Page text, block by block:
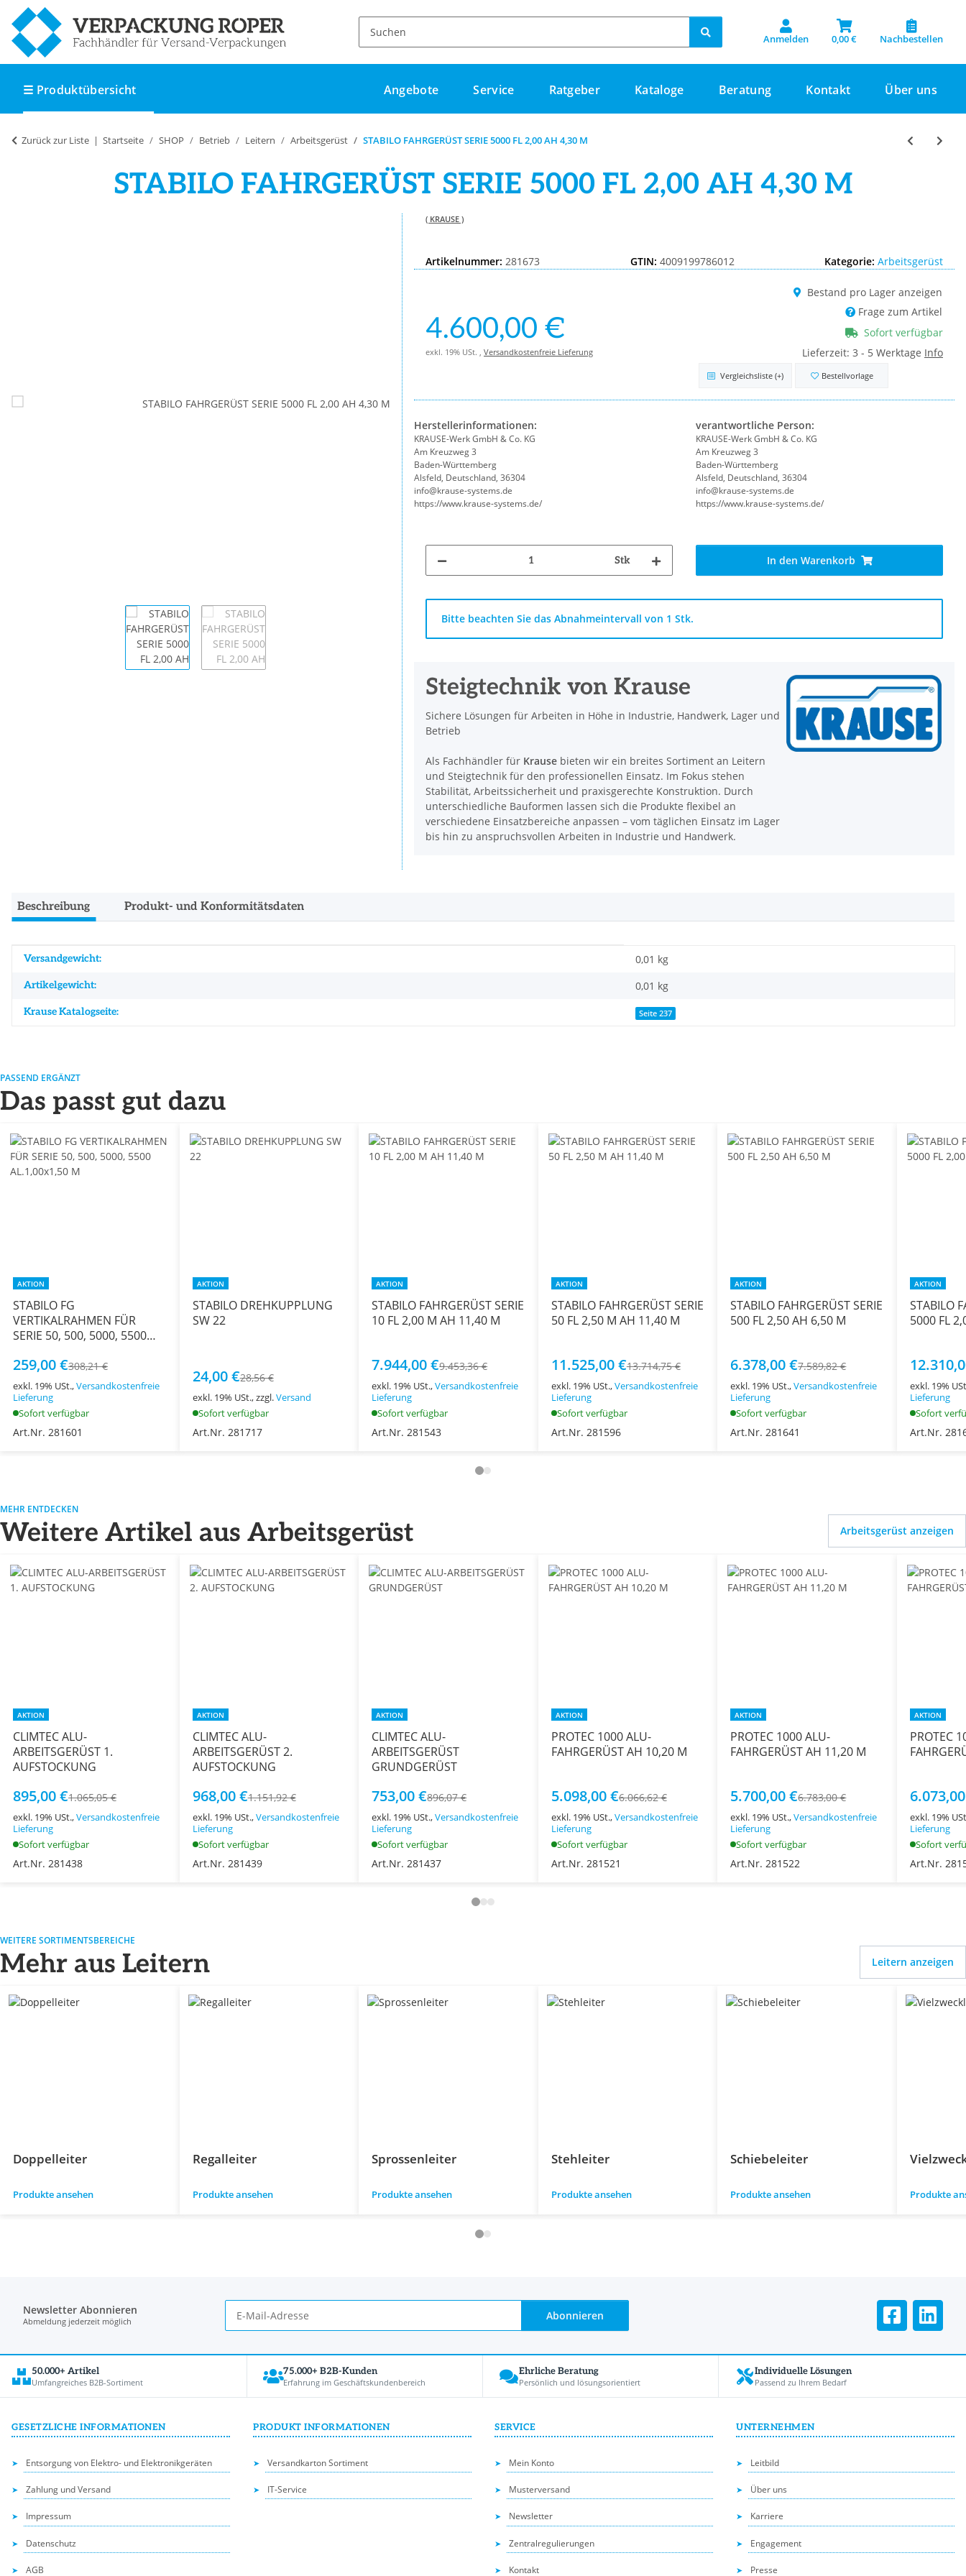
Anmelden 0,00 € Nachbestellen
☰ Produktübersicht Angebote Service Ratgeber Kataloge Beratung Kontakt Über uns
Zurück zur Liste Startseite SHOP Betrieb Leitern Arbeitsgerüst STABILO FAHRGERÜST SERIE 5000 FL 2,00 AH 4,30 M
STABILO FAHRGERÜST SERIE 5000 FL 2,00 AH 4,30 M
( KRAUSE )
Artikelnummer: 281673 GTIN: 4009199786012 Kategorie: Arbeitsgerüst
4.600,00 €
exkl. 19% USt. , Versandkostenfreie Lieferung
Bestand pro Lager anzeigen
Frage zum Artikel
Sofort verfügbar
Lieferzeit: 3 - 5 Werktage Info
Vergleichsliste (+) Bestellvorlage
Herstellerinformationen:
KRAUSE-Werk GmbH & Co. KG
Am Kreuzweg 3
Baden-Württemberg
Alsfeld, Deutschland, 36304
info@krause-systems.de
https://www.krause-systems.de/
verantwortliche Person:
KRAUSE-Werk GmbH & Co. KG
Am Kreuzweg 3
Baden-Württemberg
Alsfeld, Deutschland, 36304
info@krause-systems.de
https://www.krause-systems.de/
Stk In den Warenkorb
x
Bitte beachten Sie das Abnahmeintervall von 1 Stk.
Steigtechnik von Krause
Sichere Lösungen für Arbeiten in Höhe in Industrie, Handwerk, Lager und
Betrieb
Als Fachhändler für Krause bieten wir ein breites Sortiment an Leitern
und Steigtechnik für den professionellen Einsatz. Im Fokus stehen
Stabilität, Arbeitssicherheit und praxisgerechte Konstruktion. Durch
unterschiedliche Bauformen lassen sich die Produkte flexibel an
verschiedene Einsatzbereiche anpassen – vom täglichen Einsatz im Lager
bis hin zu anspruchsvollen Arbeiten in Industrie und Handwerk.
Beschreibung Produkt- und Konformitätsdaten
Produkteigenschaft
Wert
Versandgewicht: 0,01 kg
Artikelgewicht: 0,01 kg
Krause Katalogseite: Seite 237
PASSEND ERGÄNZT
Das passt gut dazu
AKTION
STABILO FG
VERTIKALRAHMEN FÜR
SERIE 50, 500, 5000, 5500
259,00 €308,21 €
exkl. 19% USt.,Versandkostenfreie
Lieferung
Sofort verfügbar
Art.Nr. 281601
AKTION
STABILO DREHKUPPLUNG
SW 22
24,00 €28,56 €
exkl. 19% USt., zzgl.Versand
Sofort verfügbar
Art.Nr. 281717
AKTION
STABILO FAHRGERÜST SERIE
10 FL 2,00 M AH 11,40 M
7.944,00 €9.453,36 €
exkl. 19% USt.,Versandkostenfreie
Lieferung
Sofort verfügbar
Art.Nr. 281543
AKTION
STABILO FAHRGERÜST SERIE
50 FL 2,50 M AH 11,40 M
11.525,00 €13.714,75 €
exkl. 19% USt.,Versandkostenfreie
Lieferung
Sofort verfügbar
Art.Nr. 281596
AKTION
STABILO FAHRGERÜST SERIE
500 FL 2,50 AH 6,50 M
6.378,00 €7.589,82 €
exkl. 19% USt.,Versandkostenfreie
Lieferung
Sofort verfügbar
Art.Nr. 281641
AKTION
STABILO
5000 FL
exkl. 19%
Lieferung
Sofort
Art.Nr.
MEHR ENTDECKEN
Weitere Artikel aus Arbeitsgerüst Arbeitsgerüst anzeigen
AKTION
CLIMTEC ALU-
ARBEITSGERÜST 1.
AUFSTOCKUNG
895,00 €1.065,05 €
exkl. 19% USt.,Versandkostenfreie
Lieferung
Sofort verfügbar
Art.Nr. 281438
AKTION
CLIMTEC ALU-
ARBEITSGERÜST 2.
AUFSTOCKUNG
968,00 €1.151,92 €
exkl. 19% USt.,Versandkostenfreie
Lieferung
Sofort verfügbar
Art.Nr. 281439
AKTION
CLIMTEC ALU-
ARBEITSGERÜST
GRUNDGERÜST
753,00 €896,07 €
exkl. 19% USt.,Versandkostenfreie
Lieferung
Sofort verfügbar
Art.Nr. 281437
AKTION
PROTEC 1000 ALU-
FAHRGERÜST AH 10,20 M
5.098,00 €6.066,62 €
exkl. 19% USt.,Versandkostenfreie
Lieferung
Sofort verfügbar
Art.Nr. 281521
AKTION
PROTEC 1000 ALU-
FAHRGERÜST AH 11,20 M
5.700,00 €6.783,00 €
exkl. 19% USt.,Versandkostenfreie
Lieferung
Sofort verfügbar
Art.Nr. 281522
AKTION
PROTEC
exkl. 19%
Lieferung
Sofort
Art.Nr.
WEITERE SORTIMENTSBEREICHE
Mehr aus Leitern Leitern anzeigen
Doppelleiter
Produkte ansehen
Regalleiter
Produkte ansehen
Sprossenleiter
Produkte ansehen
Stehleiter
Produkte ansehen
Schiebeleiter
Produkte ansehen Produkte
Newsletter Abonnieren
Abmeldung jederzeit möglich Abonnieren
50.000+ Artikel
Umfangreiches B2B-Sortiment
75.000+ B2B-Kunden
Erfahrung im Geschäftskundenbereich
Ehrliche Beratung
Persönlich und lösungsorientiert
Individuelle Lösungen
Passend zu Ihrem Bedarf
GESETZLICHE INFORMATIONEN
Entsorgung von Elektro- und Elektronikgeräten
Zahlung und Versand
Impressum
Datenschutz
AGB
PRODUKT INFORMATIONEN
Versandkarton Sortiment
IT-Service
SERVICE
Mein Konto
Musterversand
Newsletter
Zentralregulierungen
Kontakt
UNTERNEHMEN
Leitbild
Über uns
Karriere
Engagement
Presse